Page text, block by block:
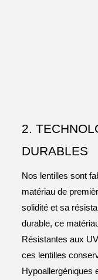
2.
DURABLES
Nos lentilles sont
matériau de
solidité et sa
durable, ce
Résistantes aux
ces lentilles
Hypoallergéniques